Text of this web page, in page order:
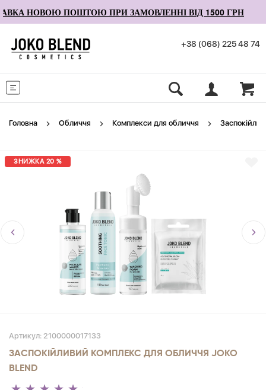
НОВОЮ ПОШТОЮ ПРИ ЗАМОВЛЕННІ ВІД 1500 ГРН
+38 (068) 225 48 74
Головна Обличчя Комплекси для обличчя
ЗНИЖКА 20 %
Артикул: 2100000017133
ЗАСПОКІЙЛИВИЙ КОМПЛЕКС ДЛЯ ОБЛИЧЧЯ JOKO
BLEND